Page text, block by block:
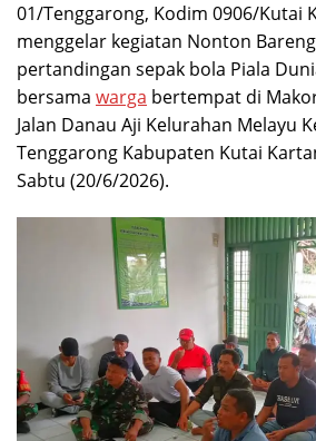
01/Tenggarong, Kodim 0906/Kutai
menggelar kegiatan Nonton
pertandingan sepak bola Piala
bersama warga bertempat di
Jalan Danau Aji Kelurahan Melayu
Tenggarong Kabupaten Kutai
Sabtu (20/6/2026).